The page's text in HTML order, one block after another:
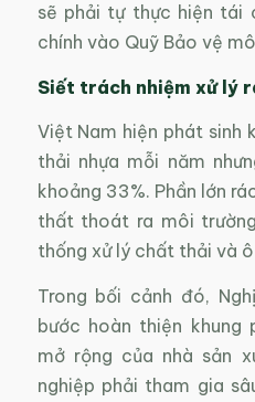
sẽ phải tự thực hiện tái
chính vào Quỹ Bảo vệ
Siết trách nhiệm xử lý
Việt Nam hiện phát sinh
thải nhựa mỗi năm
khoảng 33%. Phần lớn
thất thoát ra môi
thống xử lý chất thải và
Trong bối cảnh đó,
bước hoàn thiện khung
mở rộng của nhà sản
nghiệp phải tham gia